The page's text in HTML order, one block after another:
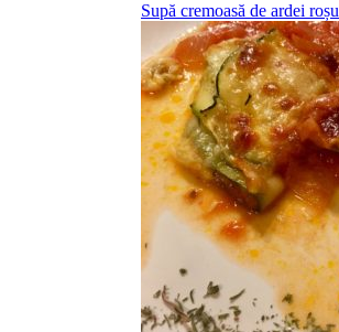
Supă cremoasă de ardei roșu